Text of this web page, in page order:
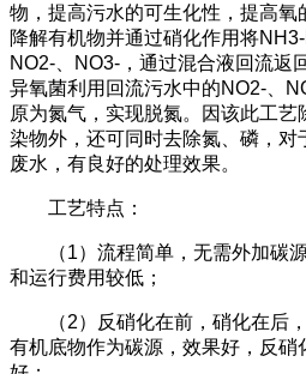
物，提高污水的可生化性，提高
降解有机物并通过硝化作用将
NO2-、NO3-，通过混合液回流返
异氧菌利用回流污水中的NO2-、
原为氮气，实现脱氮。因该此工
染物外，还可同时去除氮、磷，
废水，有良好的处理效果。
工艺特点：
（1）流程简单，无需外加碳
和运行费用较低；
（2）反硝化在前，硝化在后
有机底物作为碳源，效果好，反